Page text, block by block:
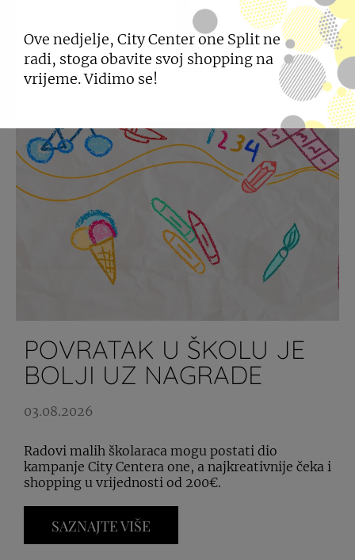
POVRATAK U ŠKOLU JE
BOLJI UZ NAGRADE
03.08.2026
Radovi malih školaraca mogu postati dio
kampanje City Centera one, a najkreativnije čeka i
shopping u vrijednosti od 200€.
SAZNAJTE VIŠE
Ove nedjelje, City Center one Split ne
radi, stoga obavite svoj shopping na
vrijeme. Vidimo se!